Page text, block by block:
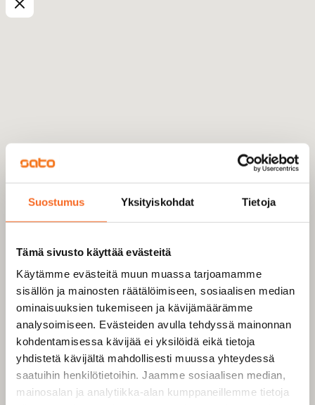
Suostumus Yksityiskohdat Tietoja
Tämä sivusto käyttää evästeitä
Käytämme evästeitä muun muassa tarjoamamme
sisällön ja mainosten räätälöimiseen, sosiaalisen median
ominaisuuksien tukemiseen ja kävijämäärämme
analysoimiseen. Evästeiden avulla tehdyssä mainonnan
kohdentamisessa kävijää ei yksilöidä eikä tietoja
yhdistetä kävijältä mahdollisesti muussa yhteydessä
saatuihin henkilötietoihin. Jaamme sosiaalisen median,
mainosalan ja analytiikka-alan kumppaneillemme tietoja